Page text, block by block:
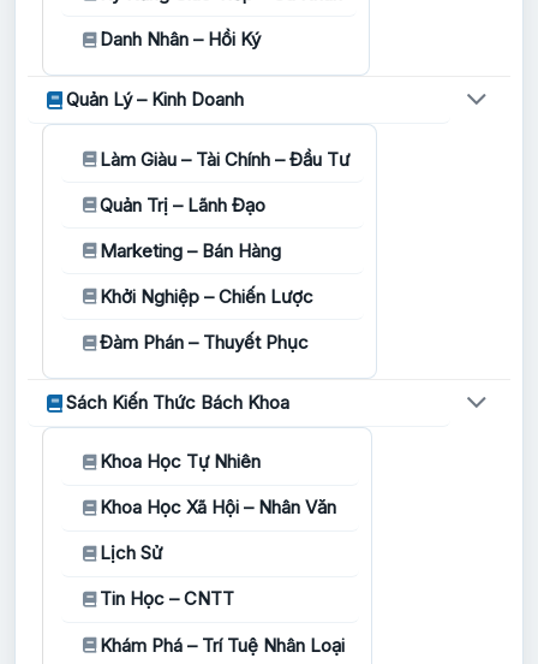
Danh Nhân – Hồi Ký
Quản Lý – Kinh Doanh
Làm Giàu – Tài Chính – Đầu Tư
Quản Trị – Lãnh Đạo
Marketing – Bán Hàng
Khởi Nghiệp – Chiến Lược
Đàm Phán – Thuyết Phục
Sách Kiến Thức Bách Khoa
Khoa Học Tự Nhiên
Khoa Học Xã Hội – Nhân Văn
Lịch Sử
Tin Học – CNTT
Khám Phá – Trí Tuệ Nhân Loại